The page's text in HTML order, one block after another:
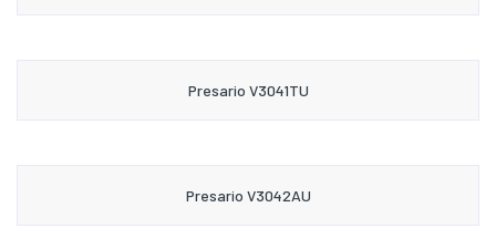
Presario V3041TU
Presario V3042AU